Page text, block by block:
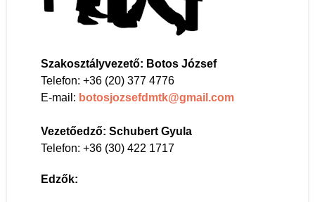
Szakosztályvezető: Botos József
Telefon: +36 (20) 377 4776
E-mail: botosjozsefdmtk@gmail.com
Vezetőedző: Schubert Gyula
Telefon: +36 (30) 422 1717
Edzők: